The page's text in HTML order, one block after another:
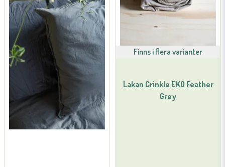
Ja, ni får publicera min fråga
Skicka fråga
Finns i flera varianter
Lakan Crinkle EKO Feather
Grey